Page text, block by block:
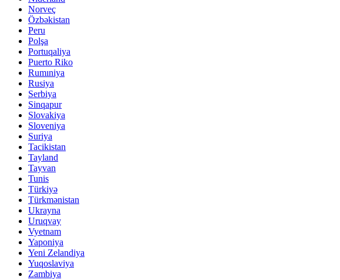
Norveç
Özbəkistan
Peru
Polşa
Portuqaliya
Puerto Riko
Rumıniya
Rusiya
Serbiya
Sinqapur
Slovakiya
Sloveniya
Suriya
Tacikistan
Tayland
Tayvan
Tunis
Türkiyə
Türkmənistan
Ukrayna
Uruqvay
Vyetnam
Yaponiya
Yeni Zelandiya
Yuqoslaviya
Zambiya